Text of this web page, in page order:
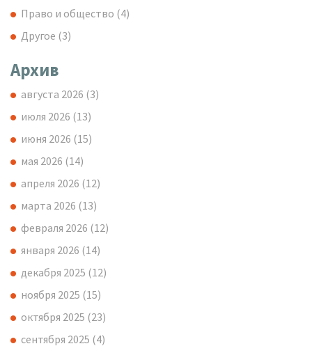
Право и общество (4)
Другое (3)
Архив
августа 2026 (3)
июля 2026 (13)
июня 2026 (15)
мая 2026 (14)
апреля 2026 (12)
марта 2026 (13)
февраля 2026 (12)
января 2026 (14)
декабря 2025 (12)
ноября 2025 (15)
октября 2025 (23)
сентября 2025 (4)